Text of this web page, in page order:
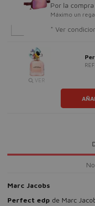
Por la
Máximo un
* Ver
VER
Marc Jacobs
Perfect edp de Marc